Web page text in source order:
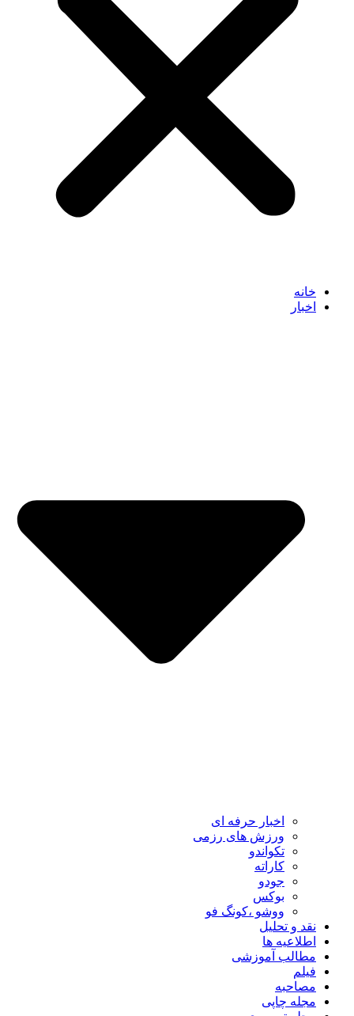
خانه
اخبار
اخبار حرفه ای
ورزش های رزمی
تکواندو
کاراته
جودو
بوکس
ووشو ،کونگ فو
نقد و تحلیل
اطلاعیه ها
مطالب آموزشی
فیلم
مصاحبه
مجله چاپی